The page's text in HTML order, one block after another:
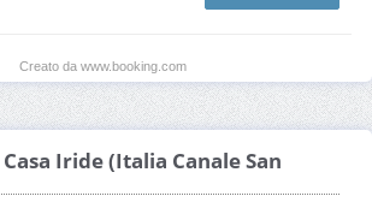
Creato da www.booking.com
Iride (Italia Canale San